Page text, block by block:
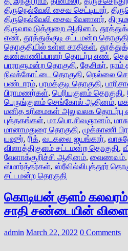
திருநெல்வேலி சைவ செட்டியார்,
திருநெல்வேலி சைவ வேளாளர்,
திருவாவடுத்துறை ஆதினம்,
எண், தூத்துக்குடி சட்டமன்ற தொகுதி
தொகுதியில் உள்ள சாதிகள்,
கண்காணிப்பாளர் தொடர்பு எண்,
பாராளுமன்ற தொகுதி, தேசிகர், நாம்
நிலக்கோட்டை தொகுதி, நெல்லை
பண்டாரம், பரமக்குடி தொகுதி,
பிராமணர்கள், பெரியகுளம் தொகுதி,
பெருங்குளம் செங்கோல் ஆதினம்,
மனித உரிமைகள் அலுவலக
புத்தகங்கள், மா.பொ.சிவஞானம்,
மானாமதுரை தொகுதி, முக்காணி
யஷுர், ரிக், வடகலை ஐயங்கார்,
விளாத்திகுளம் சட்டமன்ற தொகுதி,
வேளாக்குறிச்சி ஆதினம், வைணவம்,
ஸ்மார்த்தர்கள், ஸ்ரீவில்லிபுத்தூர்
சட்டமன்ற தொகுதி
கொடியன் குளம்
சாதி சண்டையின்
admin March 22, 2022 0 Comments